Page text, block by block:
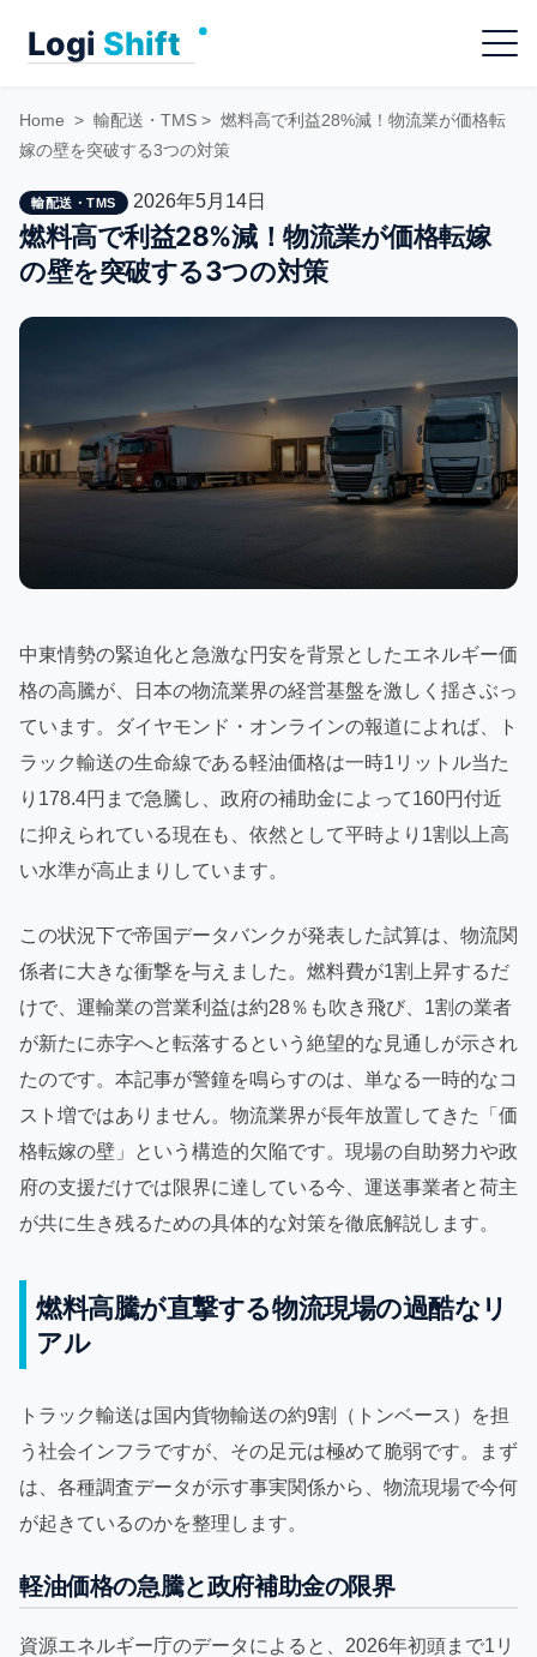
Menu
Home > 輸配送・TMS > 燃料高で利益28%減！物流業が価格転
嫁の壁を突破する3つの対策
輸配送・TMS 2026年5月14日
燃料高で利益28%減！物流業が価格転嫁
の壁を突破する3つの対策
中東情勢の緊迫化と急激な円安を背景としたエネルギー価
格の高騰が、日本の物流業界の経営基盤を激しく揺さぶっ
ています。ダイヤモンド・オンラインの報道によれば、ト
ラック輸送の生命線である軽油価格は一時1リットル当た
り178.4円まで急騰し、政府の補助金によって160円付近
に抑えられている現在も、依然として平時より1割以上高
い水準が高止まりしています。
この状況下で帝国データバンクが発表した試算は、物流関
係者に大きな衝撃を与えました。燃料費が1割上昇するだ
けで、運輸業の営業利益は約28％も吹き飛び、1割の業者
が新たに赤字へと転落するという絶望的な見通しが示され
たのです。本記事が警鐘を鳴らすのは、単なる一時的なコ
スト増ではありません。物流業界が長年放置してきた「価
格転嫁の壁」という構造的欠陥です。現場の自助努力や政
府の支援だけでは限界に達している今、運送事業者と荷主
が共に生き残るための具体的な対策を徹底解説します。
燃料高騰が直撃する物流現場の過酷なリ
アル
トラック輸送は国内貨物輸送の約9割（トンベース）を担
う社会インフラですが、その足元は極めて脆弱です。まず
は、各種調査データが示す事実関係から、物流現場で今何
が起きているのかを整理します。
軽油価格の急騰と政府補助金の限界
資源エネルギー庁のデータによると、2026年初頭まで1リ